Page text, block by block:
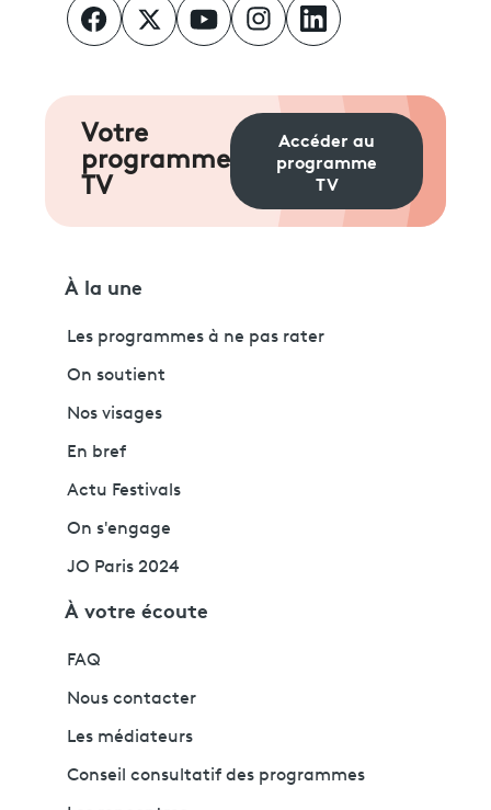
Votre
programme
TV
Accéder au
programme
TV
À la une
Les programmes à ne pas rater
On soutient
Nos visages
En bref
Actu Festivals
On s'engage
JO Paris 2024
À votre écoute
FAQ
Nous contacter
Les médiateurs
Conseil consultatif des programmes